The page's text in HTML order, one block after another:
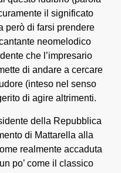
il significato
però di farsi prendere
neomelodico
che l’impresario
di andare a cercare
(inteso nel senso
di agire altrimenti.
della Repubblica
di Mattarella alla
realmente accaduta
po’ come il classico